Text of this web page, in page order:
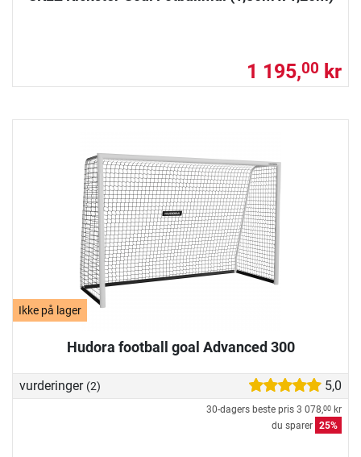
1 195,00 kr
Ikke på lager
Hudora football goal Advanced 300
vurderinger (2) 5,0
30-dagers beste pris 3 078,00 kr
du sparer 25%